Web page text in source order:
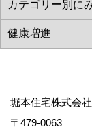
堀本住宅株式会社
〒479-0063